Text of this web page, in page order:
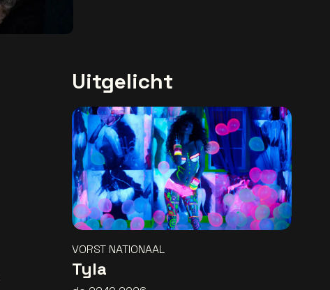
Uitgelicht
VORST NATIONAAL
Tyla